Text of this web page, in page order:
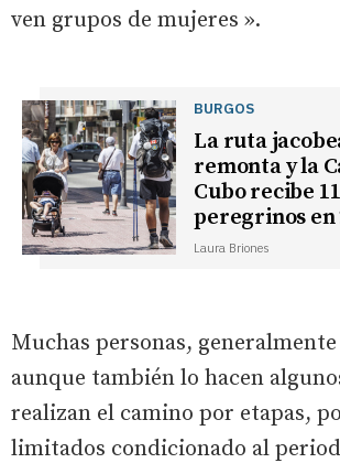
ven grupos de mujeres ».
BURGOS
La ruta
remonta y la
Cubo recibe
peregrinos en
Laura Briones
Muchas personas,
aunque también lo hacen
realizan el camino por etapas,
limitados condicionado al